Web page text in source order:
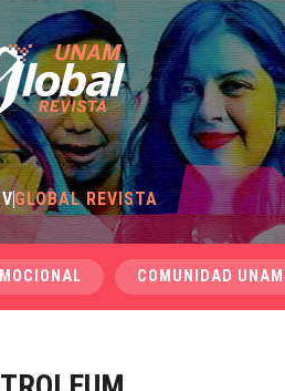
GLOBAL REVISTA
COMUNIDAD UNAM